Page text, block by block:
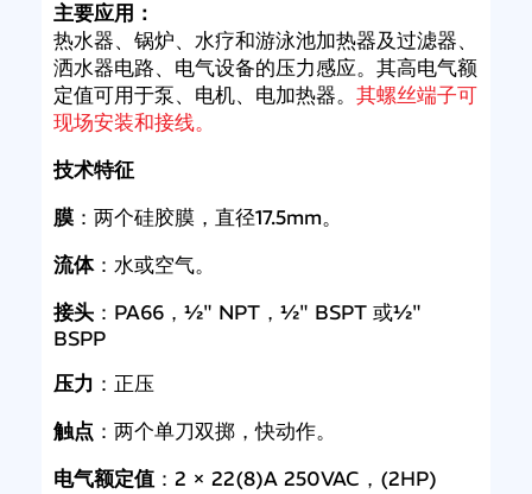
主要应用：
热水器、锅炉、水疗和游泳池加热器及过滤器、
洒水器电路、电气设备的压力感应。其高电气额
定值可用于泵、电机、电加热器。 其螺丝端子可
现场安装和接线。
技术特征
膜：两个硅胶膜，直径17.5mm。
流体：水或空气。
接头：PA66，½" NPT，½" BSPT 或½"
BSPP
压力 ：正压
触点 ：两个单刀双掷，快动作。
电气额定值：2 × 22(8)A 250VAC，(2HP)